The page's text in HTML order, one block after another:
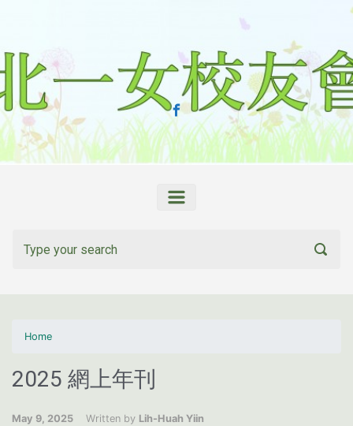
Home
2025 網上年刊
May 9, 2025 Written by Lih-Huah Yiin